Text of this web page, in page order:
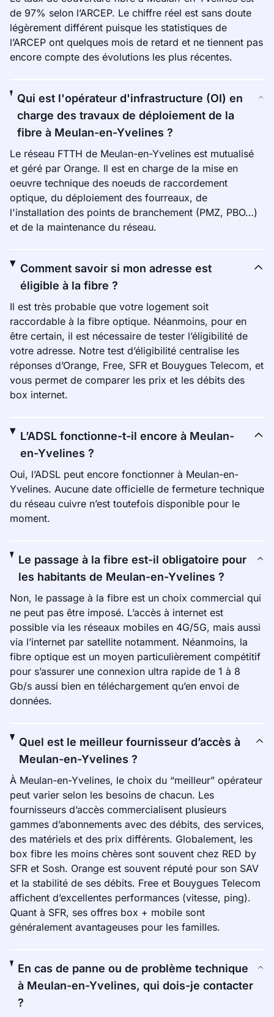
de 97% selon l’ARCEP. Le chiffre réel est sans doute
légèrement différent puisque les statistiques de
l’ARCEP ont quelques mois de retard et ne tiennent pas
encore compte des évolutions les plus récentes.
Qui est l'opérateur d'infrastructure (OI) en
charge des travaux de déploiement de la
fibre à Meulan-en-Yvelines ?
Le réseau FTTH de Meulan-en-Yvelines est mutualisé
et géré par Orange. Il est en charge de la mise en
oeuvre technique des noeuds de raccordement
optique, du déploiement des fourreaux, de
l'installation des points de branchement (PMZ, PBO…)
et de la maintenance du réseau.
Comment savoir si mon adresse est
éligible à la fibre ?
Il est très probable que votre logement soit
raccordable à la fibre optique. Néanmoins, pour en
être certain, il est nécessaire de tester l’éligibilité de
votre adresse. Notre test d’éligibilité centralise les
réponses d’Orange, Free, SFR et Bouygues Telecom, et
vous permet de comparer les prix et les débits des
box internet.
L’ADSL fonctionne-t-il encore à Meulan-
en-Yvelines ?
Oui, l’ADSL peut encore fonctionner à Meulan-en-
Yvelines. Aucune date officielle de fermeture technique
du réseau cuivre n’est toutefois disponible pour le
moment.
Le passage à la fibre est-il obligatoire pour
les habitants de Meulan-en-Yvelines ?
Non, le passage à la fibre est un choix commercial qui
ne peut pas être imposé. L’accès à internet est
possible via les réseaux mobiles en 4G/5G, mais aussi
via l’internet par satellite notamment. Néanmoins, la
fibre optique est un moyen particulièrement compétitif
pour s’assurer une connexion ultra rapide de 1 à 8
Gb/s aussi bien en téléchargement qu’en envoi de
données.
Quel est le meilleur fournisseur d’accès à
Meulan-en-Yvelines ?
À Meulan-en-Yvelines, le choix du “meilleur” opérateur
peut varier selon les besoins de chacun. Les
fournisseurs d’accès commercialisent plusieurs
gammes d’abonnements avec des débits, des services,
des matériels et des prix différents. Globalement, les
box fibre les moins chères sont souvent chez RED by
SFR et Sosh. Orange est souvent réputé pour son SAV
et la stabilité de ses débits. Free et Bouygues Telecom
affichent d’excellentes performances (vitesse, ping).
Quant à SFR, ses offres box + mobile sont
généralement avantageuses pour les familles.
En cas de panne ou de problème technique
à Meulan-en-Yvelines, qui dois-je contacter
?